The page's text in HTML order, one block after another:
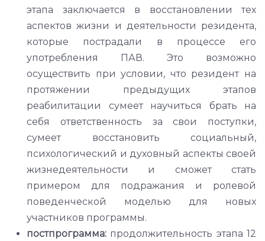
этапа заключается в восстановлении тех
аспектов жизни и деятельности резидента,
которые пострадали в процессе его
употребления ПАВ. Это возможно
осуществить при условии, что резидент на
протяжении предыдущих этапов
реабилитации сумеет научиться брать на
себя ответственность за свои поступки,
сумеет восстановить социальный,
психологический и духовный аспекты своей
жизнедеятельности и сможет стать
примером для подражания и ролевой
поведенческой моделью для новых
участников программы.
постпрограмма: продолжительность этапа 12